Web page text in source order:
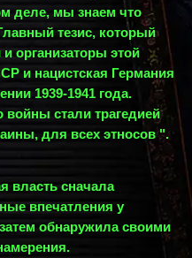
деле, мы знаем что
тезис, который
организаторы этой
и нацистская Германия
1939-1941 года.
войны стали трагедией
для всех этносов ".
власть сначала
впечатления у
обнаружила своими